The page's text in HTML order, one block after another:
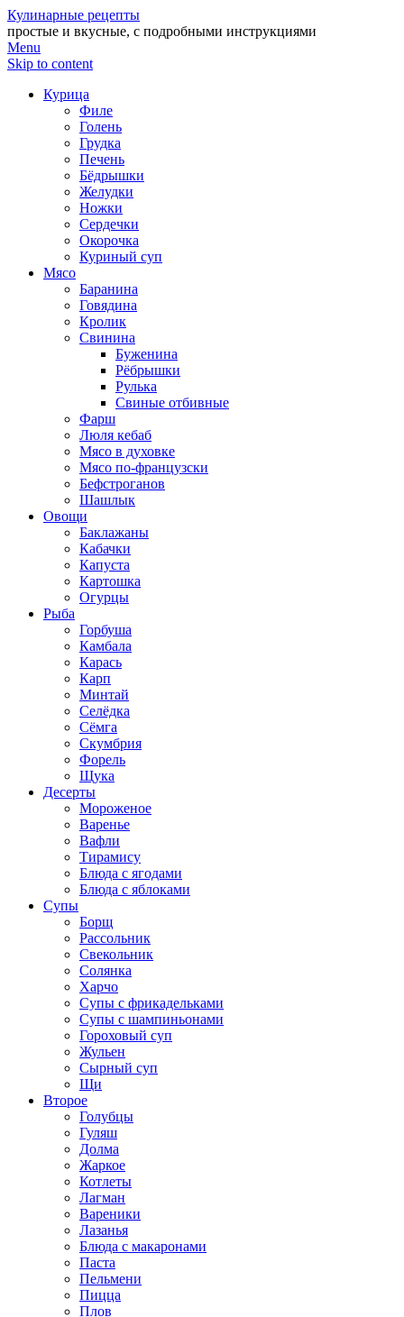
Кулинарные рецепты
простые и вкусные, с подробными инструкциями
Menu
Skip to content
Курица
Филе
Голень
Грудка
Печень
Бёдрышки
Желудки
Ножки
Сердечки
Окорочка
Куриный суп
Мясо
Баранина
Говядина
Кролик
Свинина
Буженина
Рёбрышки
Рулька
Свиные отбивные
Фарш
Люля кебаб
Мясо в духовке
Мясо по-французски
Бефстроганов
Шашлык
Овощи
Баклажаны
Кабачки
Капуста
Картошка
Огурцы
Рыба
Горбуша
Камбала
Карась
Карп
Минтай
Селёдка
Сёмга
Скумбрия
Форель
Щука
Десерты
Мороженое
Варенье
Вафли
Тирамису
Блюда с ягодами
Блюда с яблоками
Супы
Борщ
Рассольник
Свекольник
Солянка
Харчо
Супы с фрикадельками
Супы с шампиньонами
Гороховый суп
Жульен
Сырный суп
Щи
Второе
Голубцы
Гуляш
Долма
Жаркое
Котлеты
Лагман
Вареники
Лазанья
Блюда с макаронами
Паста
Пельмени
Пицца
Плов